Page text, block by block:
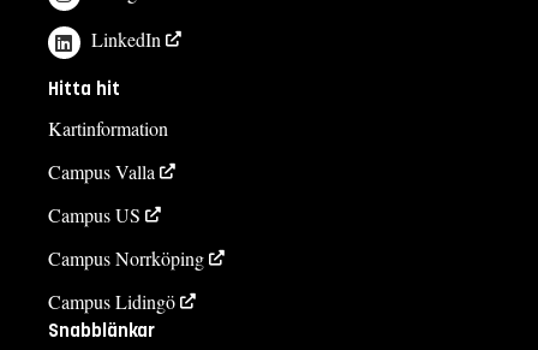
LinkedIn
Hitta hit
Kartinformation
Campus Valla
Campus US
Campus Norrköping
Campus Lidingö
Snabblänkar